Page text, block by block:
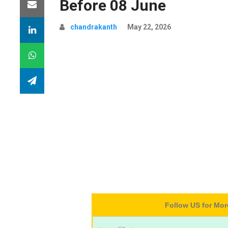
Before 08 June
chandrakanth May 22, 2026
Follow US for